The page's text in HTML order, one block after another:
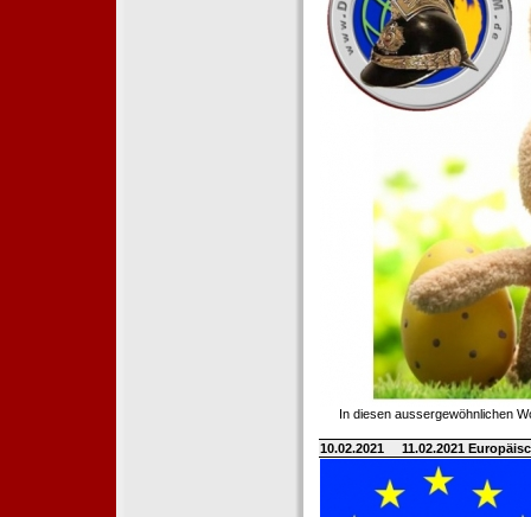
In diesen aussergewöhnlichen
10.02.2021 11.02.2021